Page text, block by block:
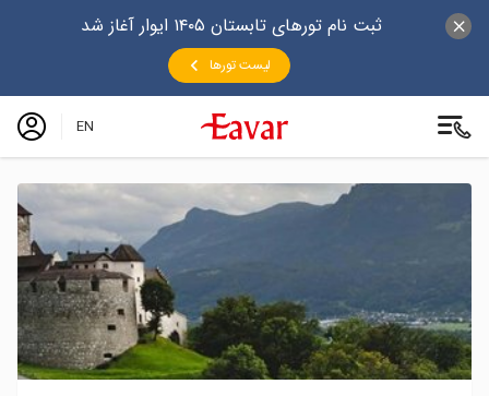
ثبت نام تورهای تابستان ۱۴۰۵ ایوار آغاز شد
لیست تورها
EN